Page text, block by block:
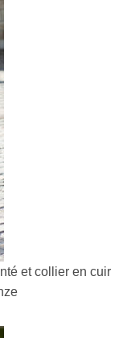
et collier en cuir